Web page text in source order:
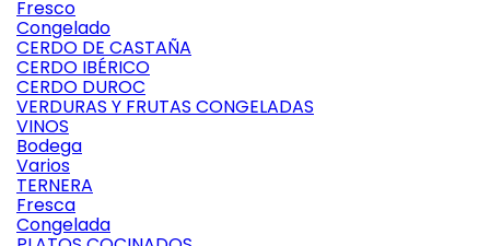
Fresco
Congelado
CERDO DE CASTAÑA
CERDO IBÉRICO
CERDO DUROC
VERDURAS Y FRUTAS CONGELADAS
VINOS
Bodega
Varios
TERNERA
Fresca
Congelada